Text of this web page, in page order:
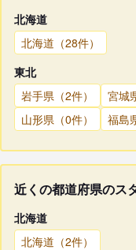
北海道
北海道（28件）
東北
岩手県（2件）
宮城
山形県（0件）
福島
近くの都道府県のス
北海道
北海道（2件）